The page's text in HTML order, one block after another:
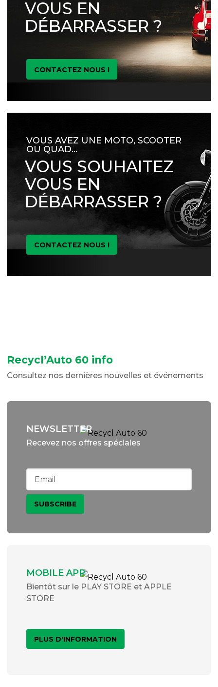
VOUS EN
DÉBARRASSER ?
CONTACTEZ NOUS !
VOUS AVEZ UNE MOTO, SCOOTER
OU QUAD…
VOUS SOUHAITEZ
VOUS EN
DÉBARRASSER ?
CONTACTEZ NOUS !
Recycl’Auto 60 info
Consultez nos dernières nouvelles et événements
NEWSLETTER
Recevez nos offres spéciales
MOBILE APP
Bientôt sur le PLAY STORE et APPLE
STORE
PLUS D'INFORMATION